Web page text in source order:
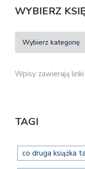
WYBIERZ
Wpisy zawierają
TAGI
co druga książka